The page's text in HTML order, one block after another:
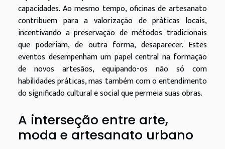
capacidades. Ao mesmo tempo, oficinas de artesanato
contribuem para a valorização de práticas locais,
incentivando a preservação de métodos tradicionais
que poderiam, de outra forma, desaparecer. Estes
eventos desempenham um papel central na formação
de novos artesãos, equipando-os não só com
habilidades práticas, mas também com o entendimento
do significado cultural e social que permeia suas obras.
A interseção entre arte,
moda e artesanato urbano